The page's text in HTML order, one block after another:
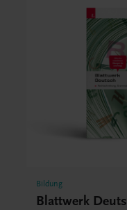
Bildung
Blattwerk